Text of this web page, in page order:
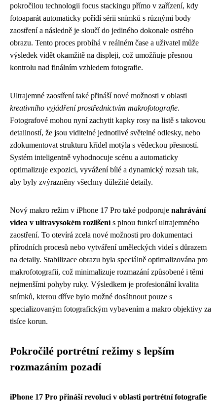
pokročilou technologii focus stackingu přímo v zařízení, kdy
fotoaparát automaticky pořídí sérii snímků s různými body
zaostření a následně je sloučí do jediného dokonale ostrého
obrazu. Tento proces probíhá v reálném čase a uživatel může
výsledek vidět okamžitě na displeji, což umožňuje přesnou
kontrolu nad finálním vzhledem fotografie.
Ultrajemné zaostření také přináší nové možnosti v oblasti
kreativního vyjádření prostřednictvím makrofotografie.
Fotografové mohou nyní zachytit kapky rosy na listě s takovou
detailností, že jsou viditelné jednotlivé světelné odlesky, nebo
zdokumentovat strukturu křídel motýla s vědeckou přesností.
Systém inteligentně vyhodnocuje scénu a automaticky
optimalizuje expozici, vyvážení bílé a dynamický rozsah tak,
aby byly zvýrazněny všechny důležité detaily.
Nový makro režim v iPhone 17 Pro také podporuje nahrávání
videa v ultravysokém rozlišenís plnou funkcí ultrajemného
zaostření. To otevírá zcela nové možnosti pro dokumentaci
přírodních procesů nebo vytváření uměleckých videí s důrazem
na detaily. Stabilizace obrazu byla speciálně optimalizována pro
makrofotografii, což minimalizuje rozmazání způsobené i těmi
nejmenšími pohyby ruky. Výsledkem je profesionální kvalita
snímků, kterou dříve bylo možné dosáhnout pouze s
specializovaným fotografickým vybavením a makro objektivy za
tisíce korun.
Pokročilé portrétní režimy s lepším
rozmazáním pozadí
iPhone 17 Pro přináší revoluci v oblasti portrétní fotografie